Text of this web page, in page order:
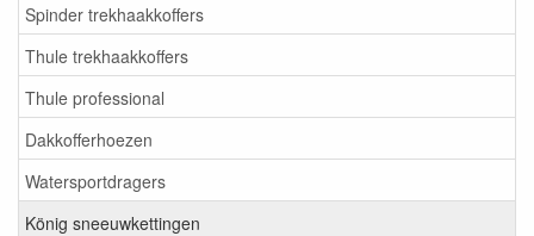
Spinder trekhaakkoffers
Thule trekhaakkoffers
Thule professional
Dakkofferhoezen
Watersportdragers
König sneeuwkettingen